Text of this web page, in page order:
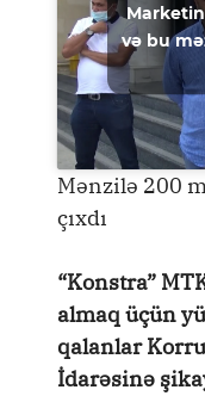
və bu
Mənzilə 200
çıxdı
“Konstra”
almaq üçün
qalanlar
İdarəsinə